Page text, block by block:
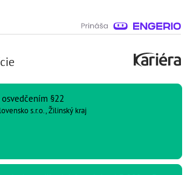
§22
s.r.o., Žilinský kraj